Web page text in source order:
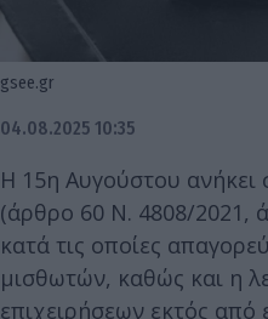
gsee.gr
04.08.2025 10:35
Η 15η Αυγούστου ανήκει
(άρθρο 60 Ν. 4808/2021,
κατά τις οποίες
μισθωτών, καθώς και η
επιχειρήσεων εκτός από